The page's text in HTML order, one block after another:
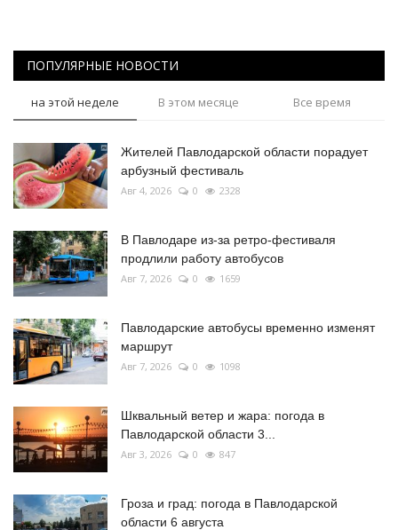
ПОПУЛЯРНЫЕ НОВОСТИ
на этой неделе В этом месяце Все время
Жителей Павлодарской области порадует
арбузный фестиваль
Авг 4, 2026 0 2328
В Павлодаре из-за ретро-фестиваля
продлили работу автобусов
Авг 7, 2026 0 1659
Павлодарские автобусы временно изменят
маршрут
Авг 7, 2026 0 1098
Шквальный ветер и жара: погода в
Павлодарской области 3...
Авг 3, 2026 0 847
Гроза и град: погода в Павлодарской
области 6 августа